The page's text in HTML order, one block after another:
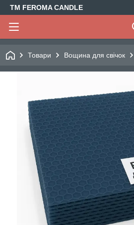
TM FEROMA CANDLE
Товари Вощина для свічок